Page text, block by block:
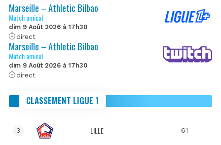
Marseille – Athletic Bilbao
Match amical
dim 9 Août 2026 à 17h30
direct
Marseille – Athletic Bilbao
Match amical
dim 9 Août 2026 à 17h30
direct
CLASSEMENT LIGUE 1
3 LILLE 61